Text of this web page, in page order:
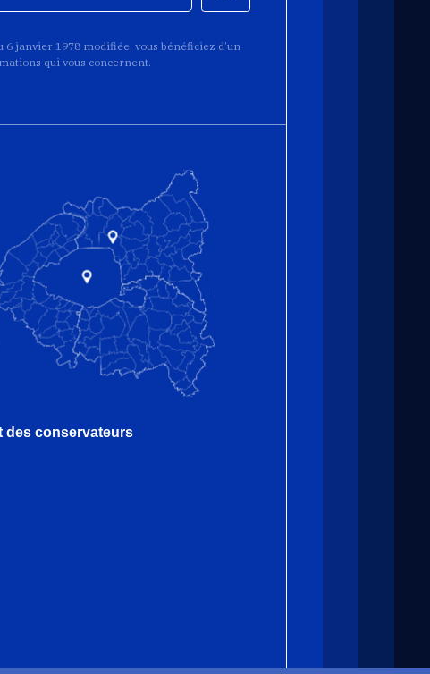
janvier 1978 modifiée, vous bénéficiez d’un
qui vous concernent.
des conservateurs